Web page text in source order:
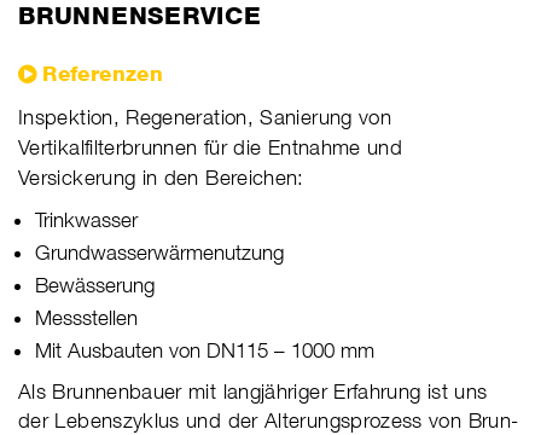
BRUNNENSERVICE
Referenzen
Inspektion, Regeneration, Sanierung von
Vertikalfilterbrunnen für die Entnahme und
Versickerung in den Bereichen:
Trinkwasser
Grundwasserwärmenutzung
Bewässerung
Messstellen
Mit Ausbauten von DN115 – 1000 mm
Als Brun­nen­bauer mit lang­jäh­ri­ger Erfah­rung ist uns
der Lebens­zy­klus und der Alte­rungs­pro­zess von Brun­